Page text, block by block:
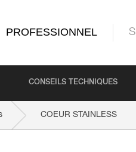
PROFESSIONNEL
CONSEILS TECHNIQUES
COEUR STAINLESS